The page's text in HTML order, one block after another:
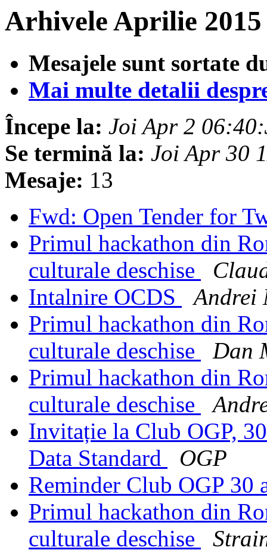
Arhivele Aprilie
Mesajele sunt sortate
Mai multe detalii
Începe la: Joi Apr 2
Se termină la: Joi Apr 30
Mesaje: 13
Fwd: Open Tender for
Primul hackathon din
culturale deschise
Intalnire OCDS
Andrei
Primul hackathon din
culturale deschise
Dan
Primul hackathon din
culturale deschise
Invitație la Club OGP,
Data Standard
OGP
Reminder Club OGP 30
Primul hackathon din
culturale deschise